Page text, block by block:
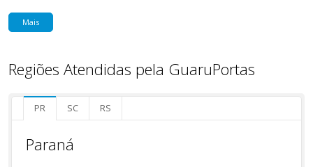
Mais
Regiões Atendidas pela GuaruPortas
PR SC RS
Paraná